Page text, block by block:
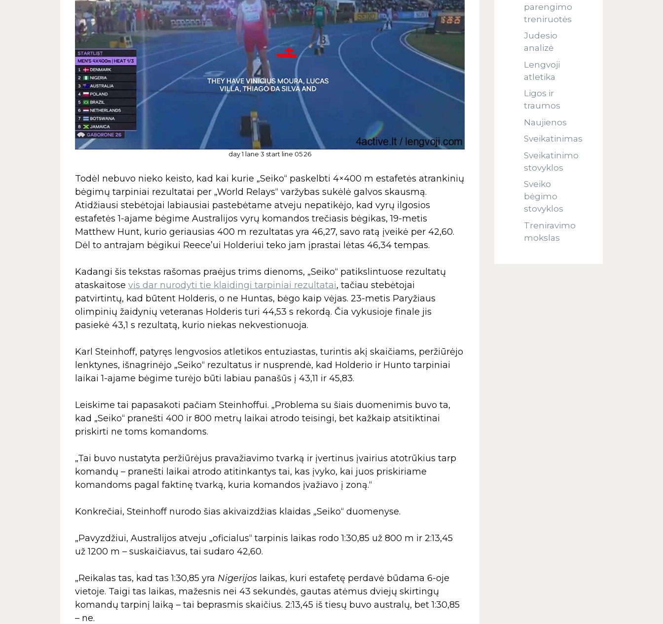
day 1 lane 3 start line 05 26
Todėl nebuvo nieko keisto, kad kai kurie „Seiko“ paskelbti 4×400 m estafetės atrankinių
bėgimų tarpiniai rezultatai per „World Relays“ varžybas sukėlė galvos skausmą.
Atidžiausi stebėtojai labiausiai pastebėtame atveju nepatikėjo, kad vyrų ilgosios
estafetės 1-ajame bėgime Australijos vyrų komandos trečiasis bėgikas, 19-metis
Matthew Hunt, kurio geriausias 400 m rezultatas yra 46,27, savo ratą įveikė per 42,60.
Dėl to antrajam bėgikui Reece’ui Holderiui teko jam įprastai lėtas 46,34 tempas.
Kadangi šis tekstas rašomas praėjus trims dienoms, „Seiko“ patikslintuose rezultatų
ataskaitose vis dar nurodyti tie klaidingi tarpiniai rezultatai, tačiau stebėtojai
patvirtintų, kad būtent Holderis, o ne Huntas, bėgo kaip vėjas. 23-metis Paryžiaus
olimpinių žaidynių veteranas Holderis turi 44,53 s rekordą. Čia vykusioje finale jis
pasiekė 43,1 s rezultatą, kurio niekas nekvestionuoja.
Karl Steinhoff, patyręs lengvosios atletikos entuziastas, turintis akį skaičiams, peržiūrėjo
lenktynes, išnagrinėjo „Seiko“ rezultatus ir nusprendė, kad Holderio ir Hunto tarpiniai
laikai 1-ajame bėgime turėjo būti labiau panašūs į 43,11 ir 45,83.
Leiskime tai papasakoti pačiam Steinhoffui. „Problema su šiais duomenimis buvo ta,
kad „Seiko“ pranešti 400 ir 800 metrų laikai atrodo teisingi, bet kažkaip atsitiktinai
priskirti ne toms komandoms.
„Tai buvo nustatyta peržiūrėjus pravažiavimo tvarką ir įvertinus įvairius atotrūkius tarp
komandų – pranešti laikai atrodo atitinkantys tai, kas įvyko, kai juos priskiriame
komandoms pagal faktinę tvarką, kuria komandos įvažiavo į zoną.“
Konkrečiai, Steinhoff nurodo šias akivaizdžias klaidas „Seiko“ duomenyse.
„Pavyzdžiui, Australijos atveju „oficialus“ tarpinis laikas rodo 1:30,85 už 800 m ir 2:13,45
už 1200 m – suskaičiavus, tai sudaro 42,60.
„Reikalas tas, kad tas 1:30,85 yra Nigerijos laikas, kuri estafetę perdavė būdama 6-oje
vietoje. Taigi tas laikas, mažesnis nei 43 sekundės, gautas atėmus dviejų skirtingų
komandų tarpinį laiką – tai beprasmis skaičius. 2:13,45 iš tiesų buvo australų, bet 1:30,85
– ne.
parengimo
treniruotės
Judesio
analizė
Lengvoji
atletika
Ligos ir
traumos
Naujienos
Sveikatinimas
Sveikatinimo
stovyklos
Sveiko
bėgimo
stovyklos
Treniravimo
mokslas